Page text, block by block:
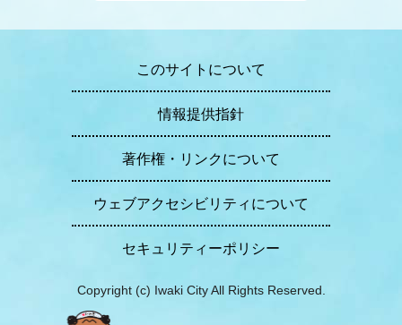
このサイトについて
情報提供指針
著作権・リンクについて
ウェブアクセシビリティについて
セキュリティーポリシー
Copyright (c) Iwaki City All Rights Reserved.